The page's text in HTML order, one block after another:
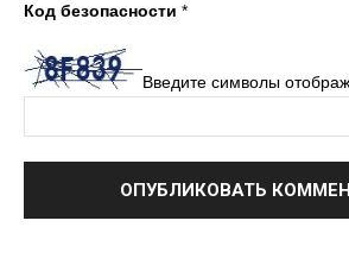
Код безопасности *
Введите символы